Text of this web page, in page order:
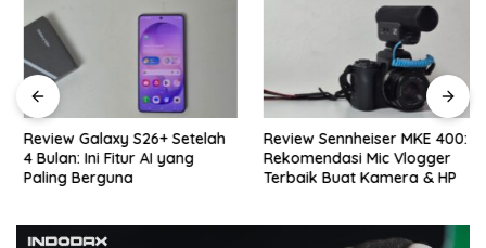
Review Galaxy S26+ Setelah
4 Bulan: Ini Fitur AI yang
Paling Berguna
Review Sennheiser MKE 400:
Rekomendasi Mic Vlogger
Terbaik Buat Kamera & HP